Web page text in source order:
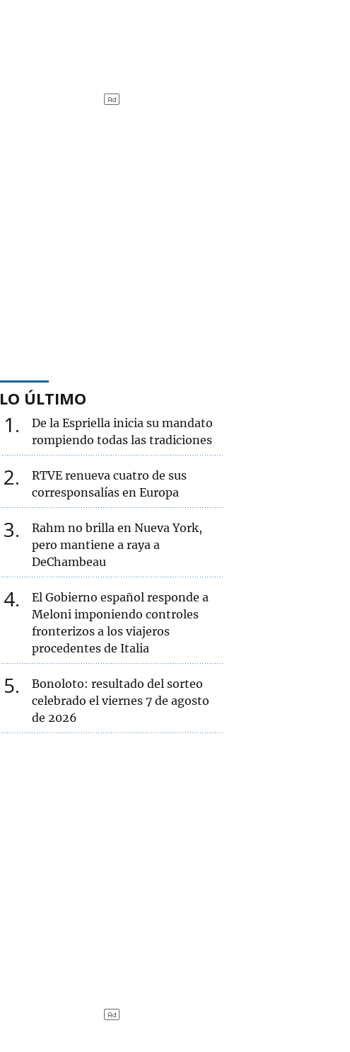
LO ÚLTIMO
1
De la Espriella inicia su mandato
rompiendo todas las tradiciones
2
RTVE renueva cuatro de sus
corresponsalías en Europa
3
Rahm no brilla en Nueva York,
pero mantiene a raya a
DeChambeau
4
El Gobierno español responde a
Meloni imponiendo controles
fronterizos a los viajeros
procedentes de Italia
5
Bonoloto: resultado del sorteo
celebrado el viernes 7 de agosto
de 2026